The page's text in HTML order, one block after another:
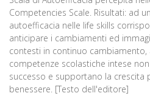
Competencies Scale. Risultati: ad
autoefficacia nelle life skills
anticipare i cambiamenti ed
contesti in continuo cambiamento,
competenze scolastiche intese
successo e supportano la crescita
benessere. [Testo dell'editore]